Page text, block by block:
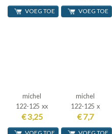
VOEG TOE VOEG TOE
michel
122-125 xx
€ 3,25
michel
122-125 x
€ 7,7